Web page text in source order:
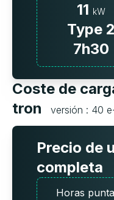
11 kW
Type 2
7h30
Coste de
tron
versión : 40
Precio de
completa
Horas punta